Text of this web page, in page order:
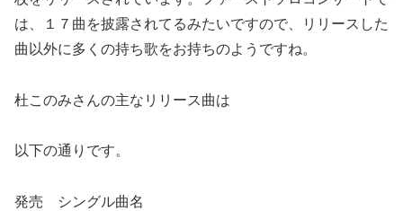
は、
１７曲を披露されてるみたいですので、
リリースした
曲以外に多くの持ち歌をお持ちのようですね。
杜このみさんの主なリリース曲は
以下の通りです。
発売 シングル曲名